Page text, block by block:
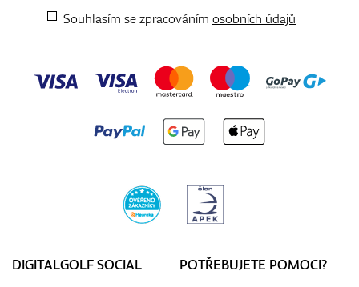
Souhlasím se zpracováním osobních údajů
DIGITALGOLF SOCIAL
POTŘEBUJETE POMOCI?